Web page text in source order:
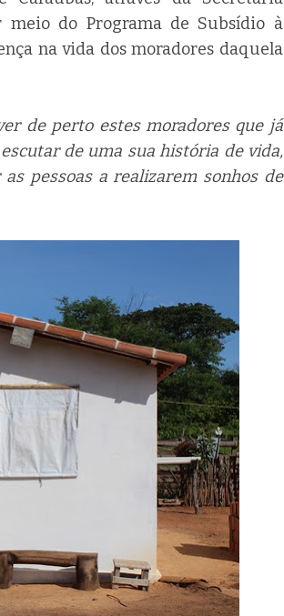
meio do Programa de Subsídio à
na vida dos moradores daquela
de perto estes moradores que já
de uma sua história de vida,
pessoas a realizarem sonhos de